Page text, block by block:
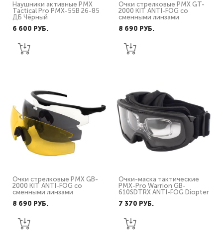
Наушники активные PMX
Tactical Pro PMX-55B 26-85
ДБ Чёрный
6 600 PУБ.
Очки стрелковые PMX GT-
2000 KIT ANTI-FOG со
сменными линзами
8 690 PУБ.
Очки стрелковые PMX GB-
2000 KIT ANTI-FOG со
сменными линзами
8 690 PУБ.
Очки-маска тактические
PMX-Pro Warrion GB-
610SDTRX ANTI-FOG Diopter
7 370 PУБ.